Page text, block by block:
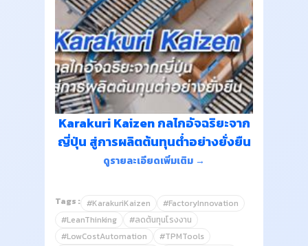
Karakuri Kaizen กลไกอัจฉริยะจาก
ญี่ปุ่น สู่การผลิตต้นทุนต่ำอย่างยั่งยืน
ดูรายละเอียดเพิ่มเติม →
Tags : #KarakuriKaizen
#FactoryInnovation
#LeanThinking
#ลดต้นทุนโรงงาน
#LowCostAutomation
#TPMTools